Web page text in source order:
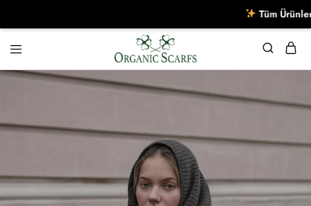
Organikscarf
Tüm Ürünlerde